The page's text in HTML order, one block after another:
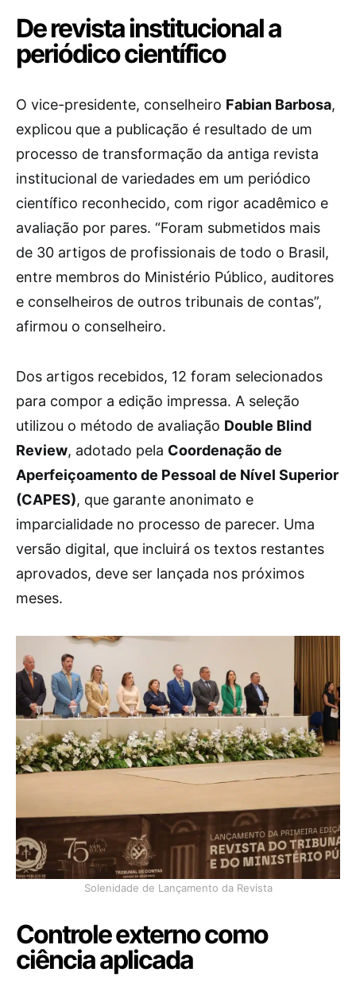
De revista institucional a
periódico científico
O vice-presidente, conselheiro Fabian Barbosa,
explicou que a publicação é resultado de um
processo de transformação da antiga revista
institucional de variedades em um periódico
científico reconhecido, com rigor acadêmico e
avaliação por pares. “Foram submetidos mais
de 30 artigos de profissionais de todo o Brasil,
entre membros do Ministério Público, auditores
e conselheiros de outros tribunais de contas”,
afirmou o conselheiro.
Dos artigos recebidos, 12 foram selecionados
para compor a edição impressa. A seleção
utilizou o método de avaliação Double Blind
Review, adotado pela Coordenação de
Aperfeiçoamento de Pessoal de Nível Superior
(CAPES), que garante anonimato e
imparcialidade no processo de parecer. Uma
versão digital, que incluirá os textos restantes
aprovados, deve ser lançada nos próximos
meses.
Solenidade de Lançamento da Revista
Controle externo como
ciência aplicada